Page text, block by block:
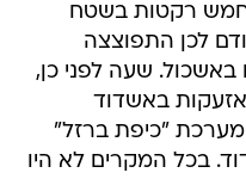
חמש רקטות בשטח
לכן התפוצצה
שעה לפני כן,
נשמעו אזעקות באשדוד
מערכת "כיפת ברזל"
בכל המקרים לא היו